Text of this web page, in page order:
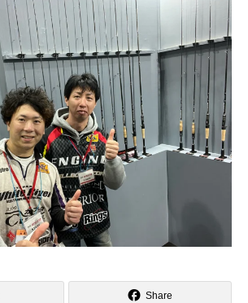
Share